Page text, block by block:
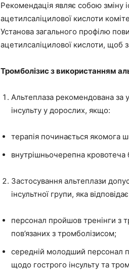
Рекомендація являє собою зміну
ацетилсаліцилової кислоти
Установа загального профілю
ацетилсаліцилової кислоти,
Тромболізис з використанням
Альтеплаза рекомендована за
інсульту у дорослих, якщо:
терапія починається якомога
внутрішньочерепна кровотеча
Застосування альтеплази
інсультної групи, яка
персонал пройшов тренінги з
пов’язаних з тромболізисом;
середній молодший персонал
щодо гострого інсульту та